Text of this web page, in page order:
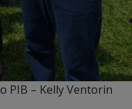
PIB – Kelly Ventorin